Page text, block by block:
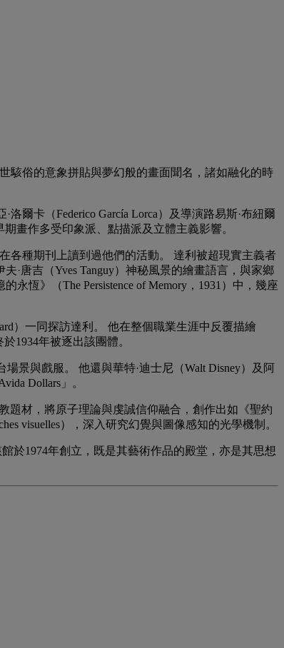
駭俗的意象拼貼與夢幻般的畫面聞名，諸如融化的時
爾卡（Federico García Lorca）及導演路易斯·布紐爾
畫作多受印象派、點描派及立體主義影響。
各種期刊上讀到過他們的活動。 達利被超現實主義者
·唐吉（Yves Tanguy）神秘風景的繪畫語言，與家鄉
恆》（The Persistence of Memory，1931）中，幾座
）一同探訪達利。 他在整個職業生涯中反覆描繪
1934年被逐出該團體。
景與戲服。 他還與華特·迪士尼（Walt Disney）及阿
Dollars」。
題材，將原子理論與虔誠信仰融合，創作出如《聖約
visuelles），深入研究幻覺與圖像感知的光學機制。
於1974年創立，既是其藝術作品的殿堂，亦是其思想